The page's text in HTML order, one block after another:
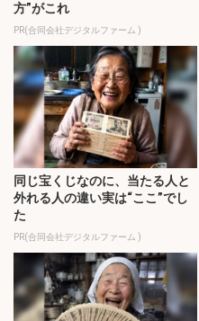
方”がこれ
PR(合同会社デジタルファーム )
同じ宝くじなのに、当たる人と
外れる人の違い実は“ここ”でし
た
PR(合同会社デジタルファーム )